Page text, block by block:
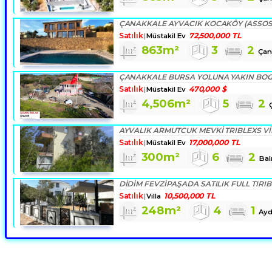
Satılık Müstakil Ev 72,500,000 TL
863m² 3 2
Satılık Müstakil Ev 470,000 $
4,506m² 5 2
AYVALIK ARMUTCUK MEVKI TRIBLEXS
Satılık Müstakil Ev 17,000,000 TL
300m² 6 2
DİDİM FEVZİPAŞADA SATILIK FULL
Satılık Villa 10,500,000 TL
248m² 4 1